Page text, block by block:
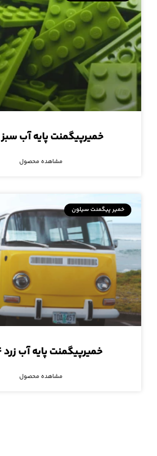
خمیرپیگمنت پایه آب سبز ۱۴۲۷
مشاهده محصول
خمیر پیگمنت سیلون
خمیرپیگمنت پایه آب زرد ۱۲۳۴
مشاهده محصول